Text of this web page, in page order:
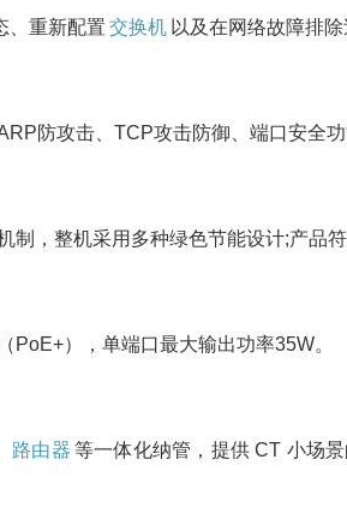
、重新配置 交换机 以及在网络故障排除
防攻击、TCP攻击防御、端口安全功
制，整机采用多种绿色节能设计;产品
），单端口最大输出功率35W。
路由器 等一体化纳管，提供 CT 小场